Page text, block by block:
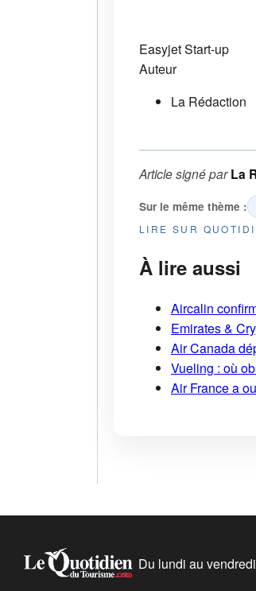
EasyjetStart-up
Auteur
La Rédaction
Article signé parLa
Sur le même thème :
LIRE SUR
À lire aussi
Aircalin
Emirates &
Air Canada
Vueling : où
Air France a
Du lundi au